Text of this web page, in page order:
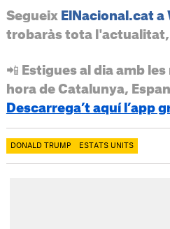
Segueix ElNacional.cat a
trobaràs tota l'actualitat,
📲 Estigues al dia amb
hora de Catalunya,
Descarrega’t aquí l’app
DONALD TRUMP ESTATS UNITS